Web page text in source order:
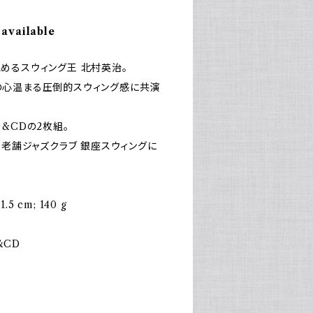
るスウィング王 北村英治。
温まる圧倒的スウィング感に共演
の2枚組。
ジャズクラブ 銀座スウィングに
x 1.5 cm; 140 g